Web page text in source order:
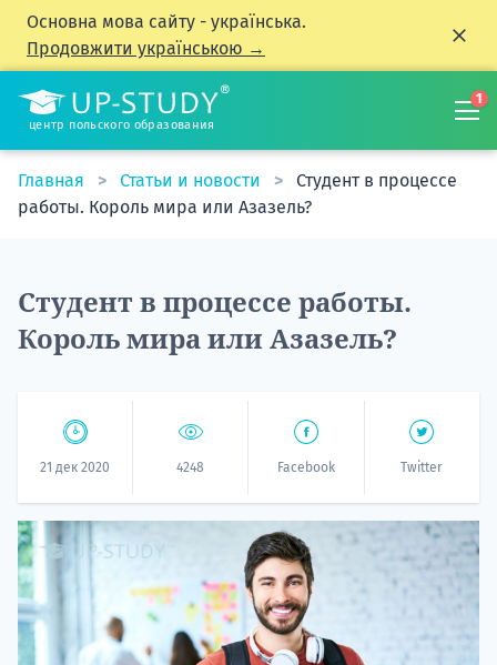
Основна мова сайту - українська.
Продовжити українською →
центр польского образования
1
Главная Статьи и новости
Студент в процессе
работы. Король мира или Азазель?
Студент в процессе работы.
Король мира или Азазель?
21 дек 2020 4248 Facebook Twitter